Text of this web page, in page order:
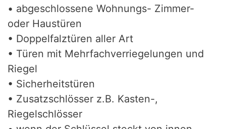
• abgeschlossene Wohnungs- Zimmer-
oder Haustüren
• Doppelfalztüren aller Art
• Türen mit Mehrfachverriegelungen und
Riegel
• Sicherheitstüren
• Zusatzschlösser z.B. Kasten-,
Riegelschlösser